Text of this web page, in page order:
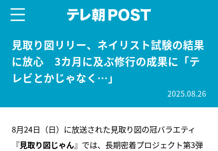
見取り図リリー、ネイリスト試験の結果
に放心 3カ月に及ぶ修行の成果に「テ
レビとかじゃなく…」
2025.08.26
8月24日（日）に放送された見取り図の冠バラエティ
『見取り図じゃん』では、長期密着プロジェクト第3弾